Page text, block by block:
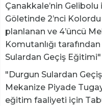
Çanakkale’nin
Göletinde 2’nci
planlanan ve 4’üncü
Komutanlığı
Sulardan Geçiş
"Durgun Sulardan
Mekanize Piyade
eğitim faaliyeti için